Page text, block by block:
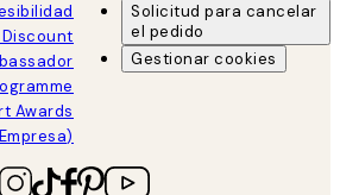
Awards
Solicitud para cancelar
el pedido
Gestionar cookies